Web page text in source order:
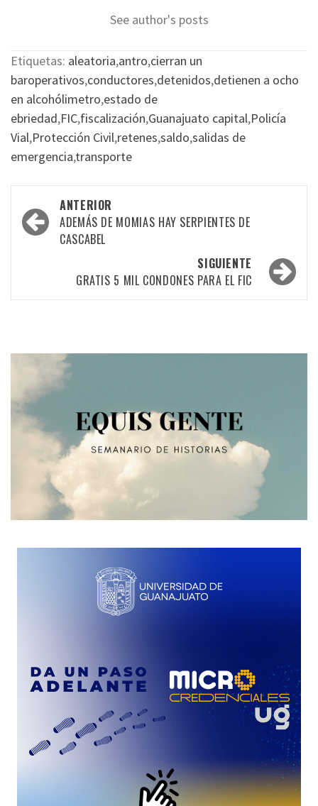
See author's posts
Etiquetas: aleatoria,antro,cierran un
baroperativos,conductores,detenidos,detienen a ocho
en alcohólimetro,estado de
ebriedad,FIC,fiscalización,Guanajuato capital,Policía
Vial,Protección Civil,retenes,saldo,salidas de
emergencia,transporte
Navegación
por
entradas
ANTERIOR
ADEMÁS DE MOMIAS HAY SERPIENTES DE
CASCABEL
SIGUIENTE
GRATIS 5 MIL CONDONES PARA EL FIC